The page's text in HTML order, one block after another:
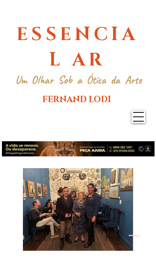
ESSENCIA
L AR
Um Olhar Sob a Ótica da Arte
FERNAND LODI